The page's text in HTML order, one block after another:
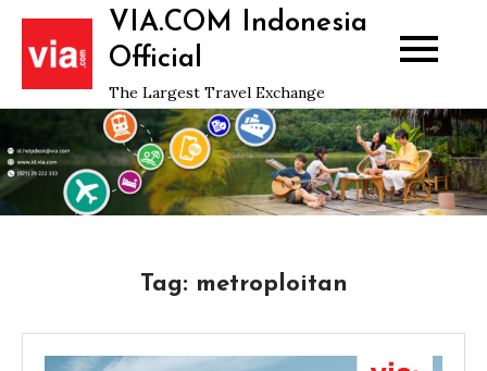
Skip
content
VIA.COM Indonesia
Official
The Largest Travel Exchange
Tag: metroploitan